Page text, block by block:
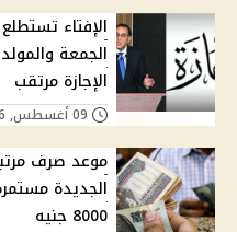
الإفتاء
الإجازة مرتقب
8000 جنيه